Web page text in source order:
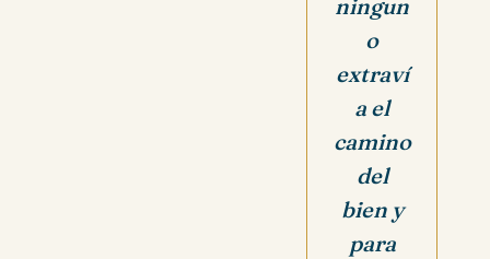
ningun
o
extraví
a el
camino
del
bien y
para